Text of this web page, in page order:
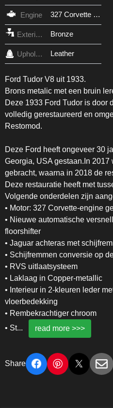
Engine 327 Corvette engine
Exterior Color Bronze
Upholstery Leather
Ford Tudor V8 uit 1933.
Brons metalic met een bruin
Deze 1933 Ford Tudor is door
volledig gerestaureerd en
Restomod.
Deze Ford heeft ongeveer 30
Georgia, USA gestaan.In
gebracht, waarna in 2018 de
Deze restauratie heeft met
Volgende onderdelen zijn
• Motor: 327 Corvette-engine
• Nieuwe automatische
floorshifter
• Jaguar achteras met
• Schijfremmen conversie op
• RVS uitlaatsysteem
• Laklaag in Copper-metallic
• Interieur in 2-kleuren leder
vloerbedekking
• Rembekrachtiger chroom
• St... read more >>>
Share